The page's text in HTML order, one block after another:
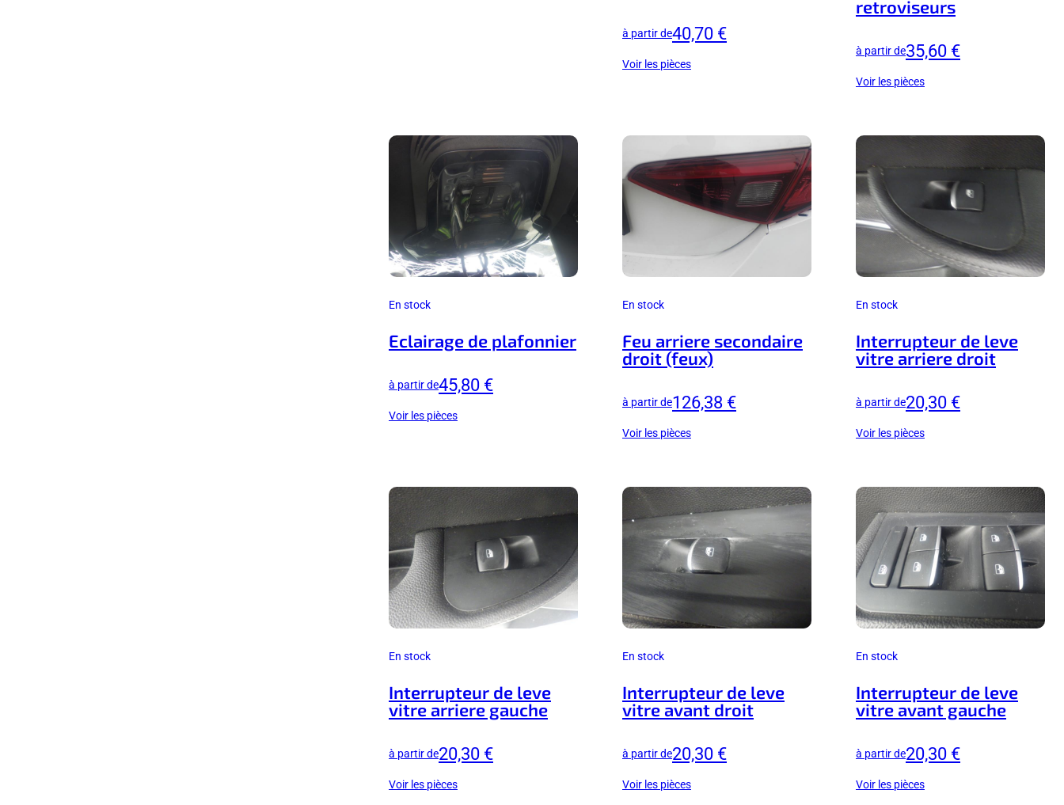
à partir de40,70 €
Voir les pièces
retroviseurs
à partir de35,60 €
Voir les pièces
En stock
Eclairage de plafonnier
à partir de45,80 €
Voir les pièces
En stock
Feu arriere secondaire
droit (feux)
à partir de126,38 €
Voir les pièces
En stock
Interrupteur de leve
vitre arriere droit
à partir de20,30 €
Voir les pièces
En stock
Interrupteur de leve
vitre arriere gauche
à partir de20,30 €
Voir les pièces
En stock
Interrupteur de leve
vitre avant droit
à partir de20,30 €
Voir les pièces
En stock
Interrupteur de leve
vitre avant gauche
à partir de20,30 €
Voir les pièces